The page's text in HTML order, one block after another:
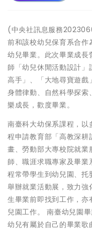
(中央社訊息服務
前和該校幼兒保育系合
幼兒畢業。此次畢業成
師「幼兒休閒活動設計
高手」、「大地尋寶遊
身體律動、自然科學探
樂成長，歡度畢業。
南臺科大幼保系課程，
程申請教育部「高教深
畫、勞動部大專校院就
師、職涯求職專家及畢
程常帶學生到幼兒園、托
舉辦就業活動展，致力
生畢業前即找到工作，
兒園工作。 南臺幼兒園
幼兒有屬於自己的畢業